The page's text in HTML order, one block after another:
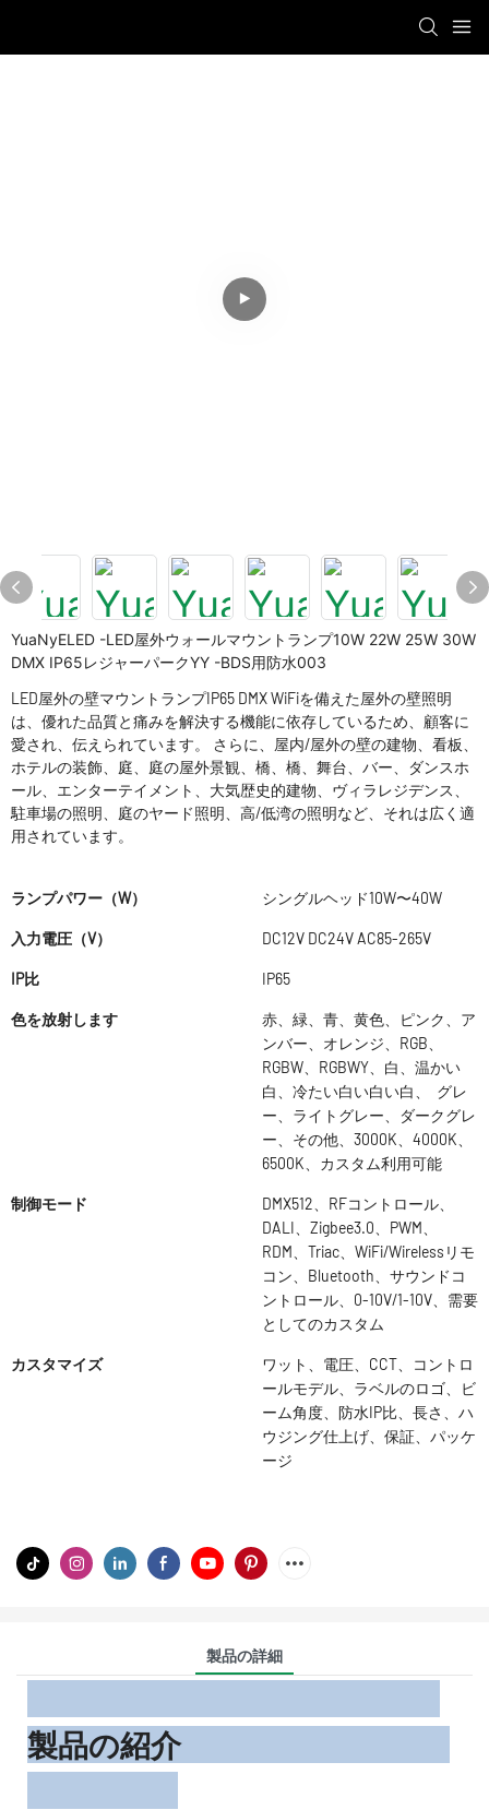
YuaNyELED -LED屋外ウォールマウントランプ10W 22W 25W 30W
DMX IP65レジャーパークYY -BDS用防水003
LED屋外の壁マウントランプIP65 DMX WiFiを備えた屋外の壁照明
は、優れた品質と痛みを解決する機能に依存しているため、顧客に
愛され、伝えられています。 さらに、屋内/屋外の壁の建物、看板、
ホテルの装飾、庭、庭の屋外景観、橋、橋、舞台、バー、ダンスホ
ール、エンターテイメント、大気歴史的建物、ヴィラレジデンス、
駐車場の照明、庭のヤード照明、高/低湾の照明など、それは広く適
用されています。
ランプパワー（W） シングルヘッド10W〜40W
入力電圧（V） DC12V DC24V AC85-265V
IP比 IP65
色を放射します
赤、緑、青、黄色、ピンク、ア
ンバー、オレンジ、RGB、
RGBW、RGBWY、白、温かい
白、冷たい白い白い白、 グレ
ー、ライトグレー、ダークグレ
ー、その他、3000K、4000K、
6500K、カスタム利用可能
制御モード
DMX512、RFコントロール、
DALI、Zigbee3.0、PWM、
RDM、Triac、WiFi/Wirelessリモ
コン、Bluetooth、サウンドコ
ントロール、0-10V/1-10V、需要
としてのカスタム
カスタマイズ
ワット、電圧、CCT、コントロ
ールモデル、ラベルのロゴ、ビ
ーム角度、防水IP比、長さ、ハ
ウジング仕上げ、保証、パッケ
ージ
製品の詳細
製品の紹介